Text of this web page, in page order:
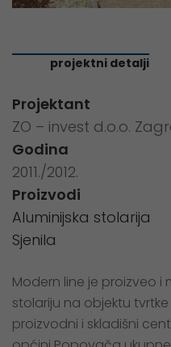
projektni detalji
Projektant
ZO – invest d.o.o.
Godina
2011./2012.
Proizvodi
Aluminijska stolarija
Sjenila
Modern line je proizveo i
stolariju na objektu
proizvodni i skladišni